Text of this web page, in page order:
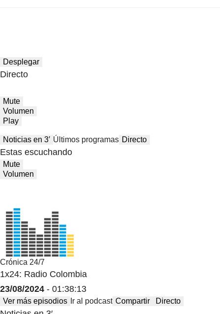
Desplegar
Directo
Mute
Volumen
Play
Noticias en 3′ Últimos programas Directo
Estas escuchando
Mute
Volumen
Crónica 24/7
1x24: Radio Colombia
23/08/2024 - 01:38:13
Ver más episodios Ir al podcast Compartir Directo